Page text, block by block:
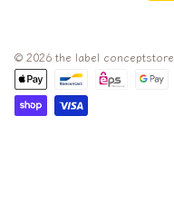
© 2026 the label conceptstore.
Zahlungsarten